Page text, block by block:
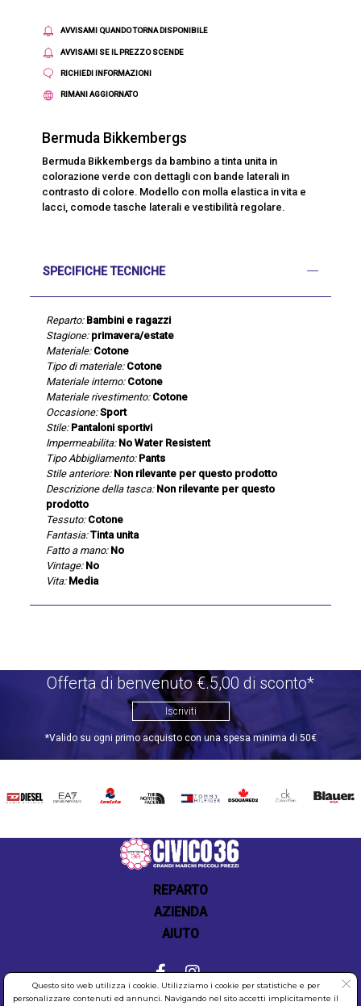
AVVISAMI QUANDO TORNA DISPONIBILE
AVVISAMI SE IL PREZZO SCENDE
RICHIEDI INFORMAZIONI
RIMANI AGGIORNATO
Bermuda Bikkembergs
Bermuda Bikkembergs da bambino a tinta unita in
colorazione verde con dettagli con bande laterali in
contrasto di colore. Modello con molla elastica in vita e
lacci, comode tasche laterali e vestibilità regolare.
SPECIFICHE TECNICHE
Reparto: Bambini e ragazzi
Stagione: primavera/estate
Materiale: Cotone
Tipo di materiale: Cotone
Materiale interno: Cotone
Materiale rivestimento: Cotone
Occasione: Sport
Stile: Pantaloni sportivi
Impermeabilita: No Water Resistent
Tipo Abbigliamento: Pants
Stile anteriore: Non rilevante per questo prodotto
Descrizione della tasca: Non rilevante per questo
prodotto
Tessuto: Cotone
Fantasia: Tinta unita
Fatto a mano: No
Vintage: No
Vita: Media
Offerta di benvenuto €.5,00 di sconto*
Iscriviti
*Valido su ogni primo acquisto con una spesa minima di 50€
DIESEL EA7 INVICTATHE
TOMMY
DSQUARED2
CALVIN BLAUER
REPARTO
AZIENDA
AIUTO
Questo sito web utilizza i cookie. Utilizziamo i cookie per statistiche e per
personalizzare contenuti ed annunci. Navigando nel sito accetti implicitamente il